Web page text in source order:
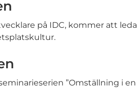
på IDC, kommer att leda
”Omställning i en